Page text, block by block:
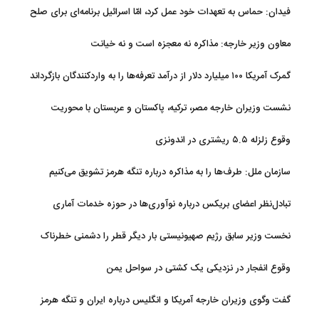
فیدان: حماس به تعهدات خود عمل کرد، امّا اسرائیل برنامه‌ای برای صلح
معاون وزیر خارجه: مذاکره نه معجزه است و نه خیانت
گمرک آمریکا ۱۰۰ میلیارد دلار از درآمد تعرفه‌ها را به واردکنندگان بازگرداند
نشست وزیران خارجه مصر، ترکیه، پاکستان و عربستان با محوریت
وقوع زلزله ۵.۵ ریشتری در اندونزی
سازمان ملل: طرف‌ها را به مذاکره درباره تنگه هرمز تشویق می‌کنیم
تبادل‌نظر اعضای بریکس درباره نوآوری‌ها در حوزه خدمات آماری
نخست وزیر سابق رژیم صهیونیستی بار دیگر قطر را دشمنی خطرناک
وقوع انفجار در نزدیکی یک کشتی در سواحل یمن
گفت وگوی وزیران خارجه آمریکا و انگلیس درباره ایران و تنگه هرمز